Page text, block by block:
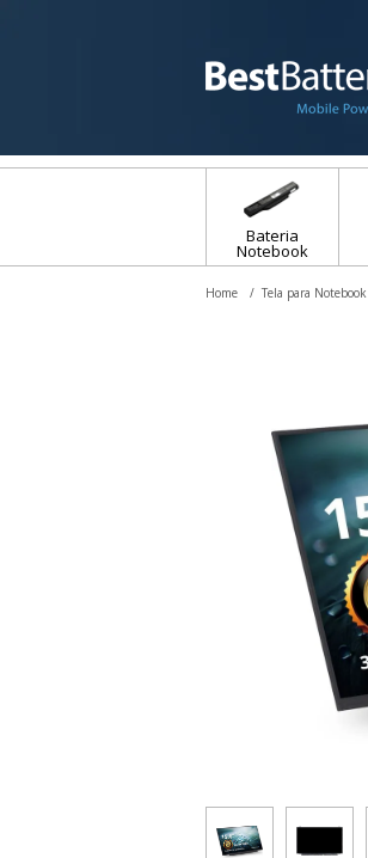
Bateria
Notebook
Tela para Notebook